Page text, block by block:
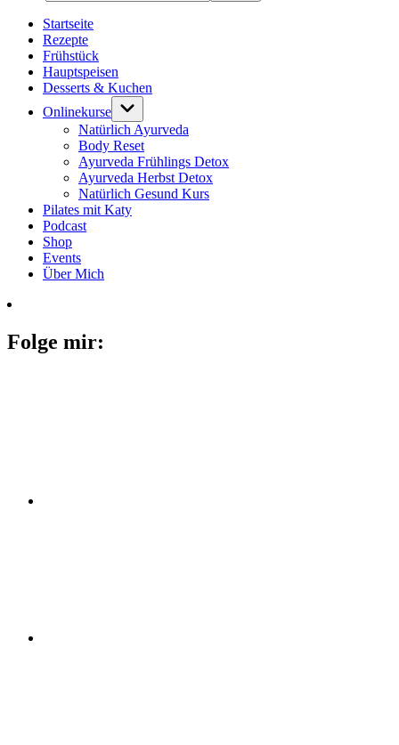
Startseite
Rezepte
Frühstück
Hauptspeisen
Desserts & Kuchen
Onlinekurse
Natürlich Ayurveda
Body Reset
Ayurveda Frühlings Detox
Ayurveda Herbst Detox
Natürlich Gesund Kurs
Pilates mit Katy
Podcast
Shop
Events
Über Mich
Folge mir: